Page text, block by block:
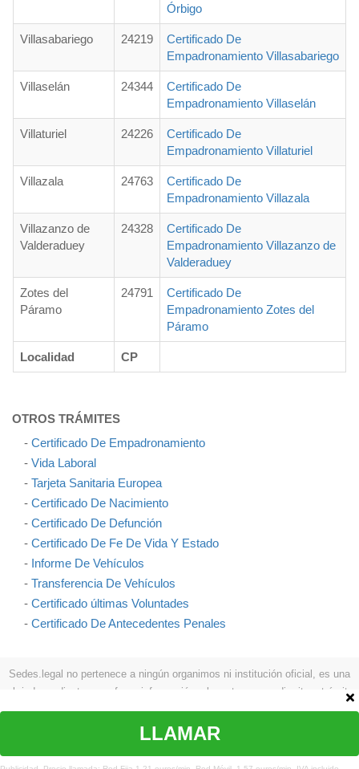
Órbigo
Villasabariego 24219
Certificado De
Empadronamiento Villasabariego
Villaselán 24344
Certificado De
Empadronamiento Villaselán
Villaturiel 24226
Certificado De
Empadronamiento Villaturiel
Villazala 24763
Certificado De
Empadronamiento Villazala
Villazanzo de
Valderaduey
24328
Certificado De
Empadronamiento Villazanzo de
Valderaduey
Zotes del
Páramo
24791
Certificado De
Empadronamiento Zotes del
Páramo
Localidad CP
OTROS TRÁMITES
- Certificado De Empadronamiento
- Vida Laboral
- Tarjeta Sanitaria Europea
- Certificado De Nacimiento
- Certificado De Defunción
- Certificado De Fe De Vida Y Estado
- Informe De Vehículos
- Transferencia De Vehículos
- Certificado últimas Voluntades
- Certificado De Antecedentes Penales
Sedes.legal no pertenece a ningún organimos ni institución oficial, es una
web independiente que ofrece información relevante para pedir cita y trámites
como: procesos a seguir, teléfonos, formas de contactar, etc.
Política de privacidad | Política de cookies
LLAMAR